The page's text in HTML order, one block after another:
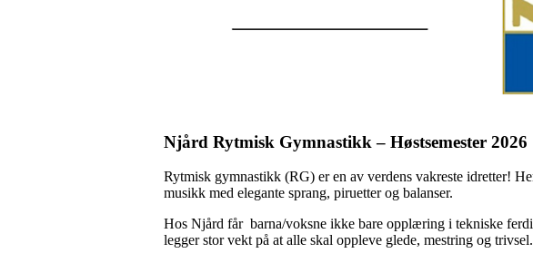
Njård Rytmisk Gymnastikk – Høstsemester 2026
Rytmisk gymnastikk (RG) er en av verdens vakreste idretter!
musikk med elegante sprang, piruetter og balanser.
Hos Njård får barna/voksne ikke bare opplæring i tekniske
legger stor vekt på at alle skal oppleve glede, mestring og